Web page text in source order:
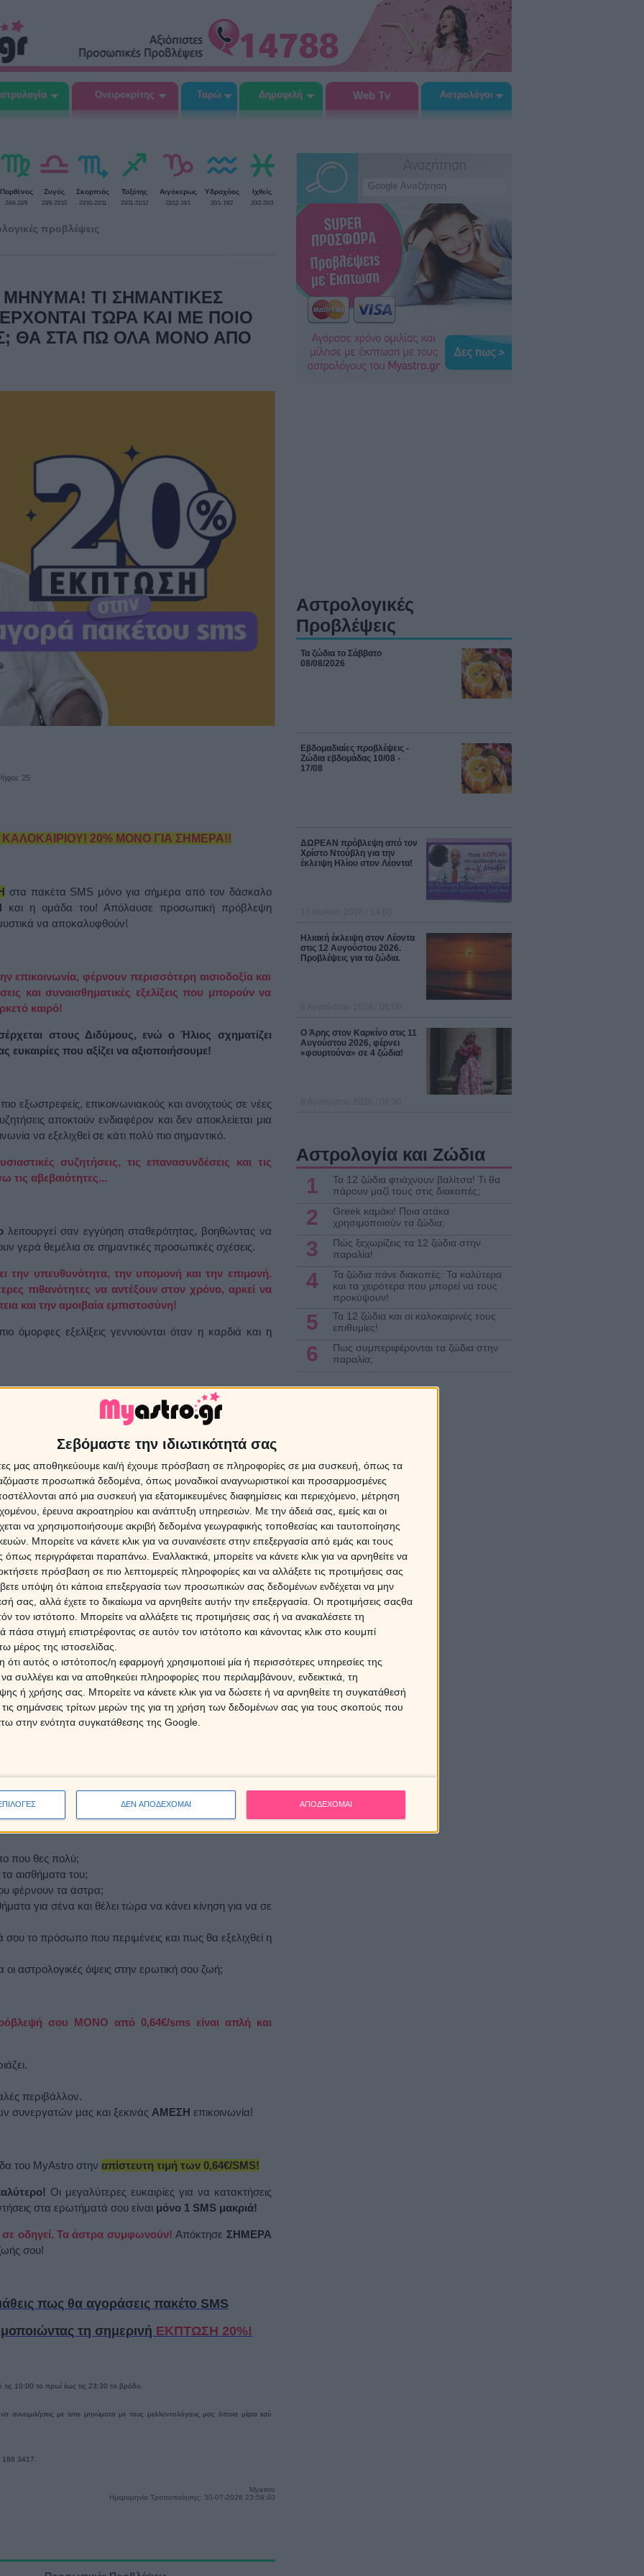
Σεβόμαστε την ιδιωτικότητά σας
μας αποθηκεύουμε και/ή έχουμε πρόσβαση σε πληροφορίες σε μια συσκευή, όπως τα
προσωπικά δεδομένα, όπως μοναδικοί αναγνωριστικοί και προσαρμοσμένες
από μια συσκευή για εξατομικευμένες διαφημίσεις και περιεχόμενο, μέτρηση
έρευνα ακροατηρίου και ανάπτυξη υπηρεσιών. Με την άδειά σας, εμείς και οι
να χρησιμοποιήσουμε ακριβή δεδομένα γεωγραφικής τοποθεσίας και ταυτοποίησης
Μπορείτε να κάνετε κλικ για να συναινέσετε στην επεξεργασία από εμάς και τους
περιγράφεται παραπάνω. Εναλλακτικά, μπορείτε να κάνετε κλικ για να αρνηθείτε να
πρόσβαση σε πιο λεπτομερείς πληροφορίες και να αλλάξετε τις προτιμήσεις σας
υπόψη ότι κάποια επεξεργασία των προσωπικών σας δεδομένων ενδέχεται να μην
σας, αλλά έχετε το δικαίωμα να αρνηθείτε αυτήν την επεξεργασία. Οι προτιμήσεις σαςθα
τον ιστότοπο. Μπορείτε να αλλάξετε τις προτιμήσεις σας ή να ανακαλέσετε τη
στιγμή επιστρέφοντας σε αυτόν τον ιστότοπο και κάνοντας κλικ στο κουμπί
μέρος της ιστοσελίδας.
αυτός ο ιστότοπος/η εφαρμογή χρησιμοποιεί μία ή περισσότερες υπηρεσίες της
συλλέγει και να αποθηκεύει πληροφορίες που περιλαμβάνουν, ενδεικτικά, τη
ή χρήσης σας. Μπορείτε να κάνετε κλικ για να δώσετε ή να αρνηθείτε τη συγκατάθεσή
σημάνσεις τρίτων μερών της για τη χρήση των δεδομένων σας για τους σκοπούς που
στην ενότητα συγκατάθεσης της Google.
ΔΕΝ ΑΠΟΔΕΧΟΜΑΙ ΑΠΟΔΕΧΟΜΑΙ
Ονειροκρίτης Ταρώ Δημοφιλή Web Tv Αστρολόγοι
Παρθένος
24/8-22/9
Ζυγός
23/9-22/10
Σκορπιός
23/10-22/11
Τοξότης
23/11-21/12
Αιγόκερως
22/12-19/1
Υδροχόος
20/1-19/2
Ιχθείς
20/2-20/3
προβλέψεις
ΤΙ ΣΗΜΑΝΤΙΚΕΣ
ΤΩΡΑ ΚΑΙ ΜΕ ΠΟΙΟ
ΘΑ ΣΤΑ ΠΩ ΟΛΑ ΜΟΝΟ ΑΠΟ
25
20% ΜΟΝΟ ΓΙΑ ΣΗΜΕΡΑ!!
στα πακέτα SMS μόνο για σήμερα από τον δάσκαλο
και η ομάδα του! Απόλαυσε προσωπική πρόβλεψη
να αποκαλυφθούν!
επικοινωνία, φέρνουν περισσότερη αισιοδοξία και
και συναισθηματικές εξελίξεις που μπορούν να
καιρό!
στους Διδύμους, ενώ ο Ήλιος σχηματίζει
που αξίζει να αξιοποιήσουμε!
εξωστρεφείς, επικοινωνιακούς και ανοιχτούς σε νέες
αποκτούν ενδιαφέρον και δεν αποκλείεται μια
να εξελιχθεί σε κάτι πολύ πιο σημαντικό.
συζητήσεις, τις επανασυνδέσεις και τις
τις αβεβαιότητες...
λειτουργεί σαν εγγύηση σταθερότητας, βοηθώντας να
γερά θεμέλια σε σημαντικές προσωπικές σχέσεις.
την υπευθυνότητα, την υπομονή και την επιμονή.
πιθανότητες να αντέξουν στον χρόνο, αρκεί να
και την αμοιβαία εμπιστοσύνη!
όμορφες εξελίξεις γεννιούνται όταν η καρδιά και η
ποθείς;
τώρα στη αισθηματική σου ζωή;
πλησιάζει, σύμφωνα με τον αστρολογικό σου
σε ΑΔΙΑΝΟΗΤΗ ΤΙΜΗΜΟΝΟ από 0.64€/smsαπό τον
τηνΑξιοθέακαι τηνΒαλεντίνα Πολίτη.
σεΑΠΛΟ ΚΙΝΗΤΟ και ΟΧΙ ΠΕΝΤΑΨΗΦΙΟγια
πως θα αγοράσεις πακέτο SMS
τη σημερινήΕΚΠΤΩΣΗ 20%!
είναι στη διάθεσή σου: Ο Χρίστος Ντούβλης
επικοινωνείς κατευθείαν με κινητό!
που θες πολύ;
αισθήματα του;
φέρνουν τα άστρα;
για σένα και θέλει τώρα να κάνει κίνηση για να σε
σου το πρόσωπο που περιμένεις και πως θα εξελιχθεί η
αστρολογικές όψεις στην ερωτική σου ζωή;
σου ΜΟΝΟ από 0,64€/sms είναι απλή και
περιβάλλον.
συνεργατών μας και ξεκινάς ΑΜΕΣΗ επικοινωνία!
του MyAstro στην απίστευτη τιμή των 0,64€/SMS!
Οι μεγαλύτερες ευκαιρίες για να κατακτήσεις
στα ερωτήματά σου είναι μόνο 1 SMS μακριά!
σε οδηγεί. Τα άστρα συμφωνούν! Απόκτησε ΣΗΜΕΡΑ
σου!
πως θα αγοράσεις πακέτο SMS
τη σημερινή ΕΚΠΤΩΣΗ 20%!
10:00 το πρωί έως τις 23:30 το βράδυ.
συνομιλήσεις με sms μηνύματα με τους μελλοντολόγους μας όποια μέρα εσύ
188 3417.
Myastro
Ημερομηνία Τροποποίησης: 30-07-2026 23:58:40
Αστρολογικές
Προβλέψεις
Τα ζώδια το Σάββατο
08/08/2026
Εβδομαδιαίες προβλέψεις -
Ζώδια εβδομάδας 10/08 -
17/08
ΔΩΡΕΑΝ πρόβλεψη από τον
Χρίστο Ντούβλη για την
έκλειψη Ηλίου στον Λέοντα!
Ηλιακή έκλειψη στον Λέοντα
στις 12 Αυγούστου 2026.
Προβλέψεις για τα ζώδια.
Ο Άρης στον Καρκίνο στις 11
Αυγούστου 2026, φέρνει
«φουρτούνα» σε 4 ζώδια!
Αστρολογία και Ζώδια
1
Τα 12 ζώδια φτιάχνουν βαλίτσα! Τι θα
πάρουν μαζί τους στις διακοπές;
2
Greek καμάκι! Ποια ατάκα
χρησιμοποιούν τα ζώδια;
3
Πώς ξεχωρίζεις τα 12 ζώδια στην
παραλία!
4
Τα ζώδια πάνε διακοπές: Τα καλύτερα
και τα χειρότερα που μπορεί να τους
προκύψουν!
5
Τα 12 ζώδια και οι καλοκαιρινές τους
επιθυμίες!
6
Πως συμπεριφέρονται τα ζώδια στην
παραλία;